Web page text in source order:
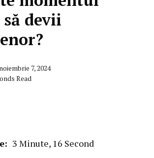
devii
noiembrie 7, 2024
Read
3 Minute, 16 Second